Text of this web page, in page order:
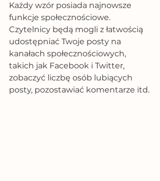
Każdy wzór posiada najnowsze
funkcje społecznościowe.
Czytelnicy będą mogli z łatwością
udostępniać Twoje posty na
kanałach społecznościowych,
takich jak Facebook i Twitter,
zobaczyć liczbę osób lubiących
posty, pozostawiać komentarze itd.